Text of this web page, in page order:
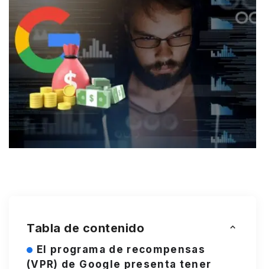
Tabla de contenido
El programa de recompensas
(VPR) de Google presenta tener